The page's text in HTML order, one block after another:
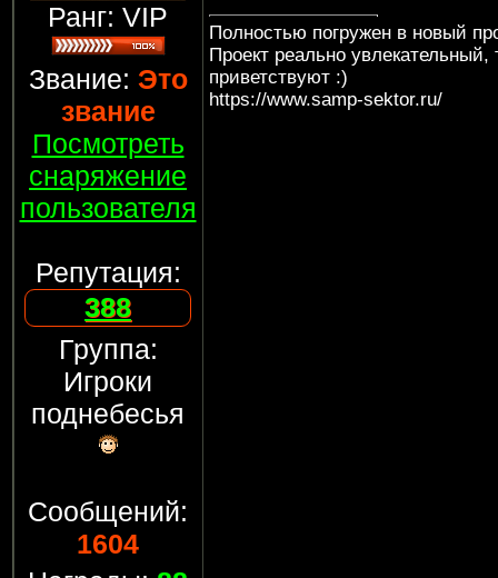
Ранг: VIP
Звание: Это
звание
Посмотреть
снаряжение
пользователя
Репутация:
388
Группа:
Игроки
поднебесья
Сообщений:
1604
Полностью погружен в новый
Проект реально
приветствуют :)
https://www.samp-sektor.ru/